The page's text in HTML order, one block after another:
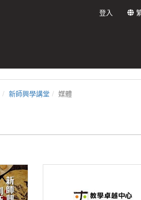
登入
新師興學講堂 媒體